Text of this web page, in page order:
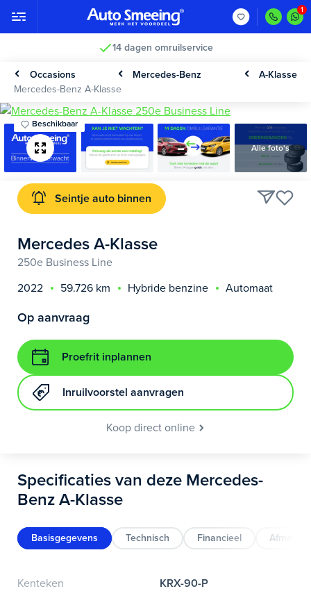
14 dagen omruilservice
Occasions Mercedes-Benz
A-Klasse
Mercedes-Benz A-Klasse
Beschikbaar
Alle foto's
Seintje auto binnen
Mercedes A-Klasse
250e Business Line
2022
59.726 km Hybride benzine Automaat
Op aanvraag
Proefrit inplannen
Inruilvoorstel aanvragen
Koop direct online
Specificaties van deze Mercedes-
Benz A-Klasse
Basisgegevens Technisch Financieel
Kenteken
KRX-90-P